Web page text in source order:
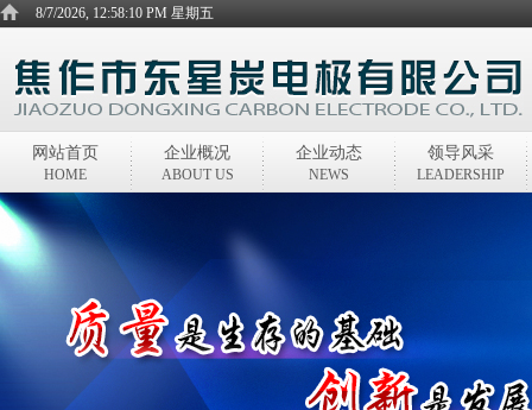
8/7/2026, 12:58:10 PM 星期五
网站首页
HOME
企业概况
ABOUT US
企业动态
NEWS
领导风采
LEADERSHIP